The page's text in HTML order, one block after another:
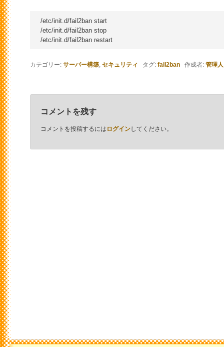
/etc/init.d/fail2ban start
/etc/init.d/fail2ban stop
カテゴリー: サーバー構築 セキュリティ タグ: fail2ban 作成者: 管理人
コメントを残す
コメントを投稿するには ログインしてください。